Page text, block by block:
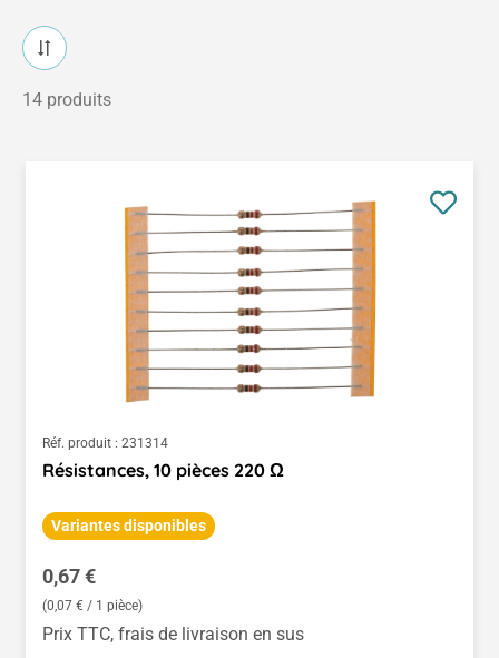
14 produits
Réf. produit : 231314
Résistances, 10 pièces 220 Ω
Variantes disponibles
Prix régulier :
0,67 €
(0,07 € / 1 pièce)
Prix TTC, frais de livraison en sus